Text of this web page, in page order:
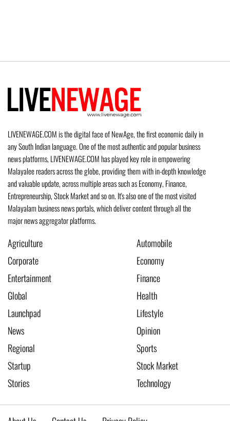
LIVENEWAGE.COM is the digital face of NewAge, the first economic daily in
any South Indian language. One of the most authentic and popular business
news platforms, LIVENEWAGE.COM has played key role in empowering
Malayalee readers across the globe, providing them with in-depth knowledge
and valuable update, across multiple areas such as Economy, Finance,
Entrepreneurship, Stock Market and so on. It's also one of the most visited
Malayalam business news portals, which deliver content through all the
major news aggregator platforms.
Agriculture
Automobile
Corporate
Economy
Entertainment
Finance
Global
Health
Launchpad
Lifestyle
News
Opinion
Regional
Sports
Startup
Stock Market
Stories
Technology